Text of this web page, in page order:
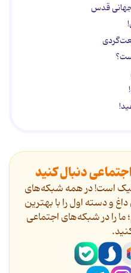
جهانی قدس
دنبال کنید
است! در همه شبکه‌های
و دسته اول را با بهترین
ما را در شبکه‌های اجتماعی